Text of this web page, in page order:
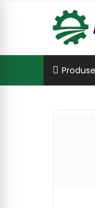
Produse